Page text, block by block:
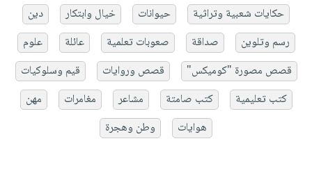
حكايات شعبية وتراثية
حيوانات خيال وابتكار
دين
رسم وتلوين
صداقة صعوبات تعلمية عائلة
علوم
قصص مصورة "كوميكس"
قصص وروايات
قيم وسلوكيات
كتب تعليمية
كتب صامتة مشاعر مغامرات
مهن
هوايات
وطن وهجرة